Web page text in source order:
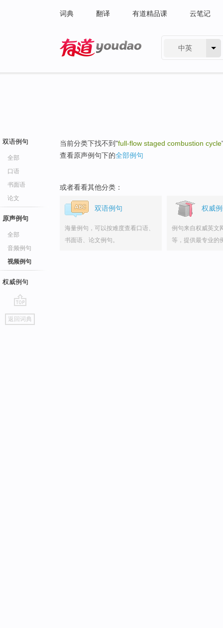
词典 翻译 有道精品课 云笔记
中英
双语例句
全部
口语
书面语
论文
原声例句
全部
音频例句
视频例句
权威例句
go
top
返回词典
当前分类下找不到"full-flow staged combustion cycle
查看原声例句下的全部例句
或者看看其他分类：
双语例句
海量例句，可以按难度查看口语、
书面语、论文例句。
权威
例句来自权威英文
等，提供最专业的